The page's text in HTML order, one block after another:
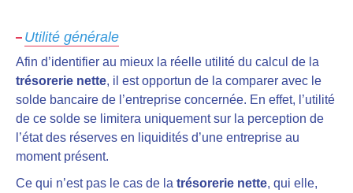
Utilité générale
Afin d’identifier au mieux la réelle utilité du calcul de la
trésorerie nette, il est opportun de la comparer avec le
solde bancaire de l’entreprise concernée. En effet, l’utilité
de ce solde se limitera uniquement sur la perception de
l’état des réserves en liquidités d’une entreprise au
moment présent.
Ce qui n’est pas le cas de la trésorerie nette, qui elle,